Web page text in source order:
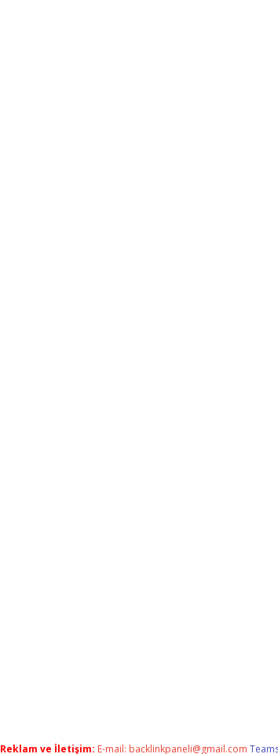
Reklam ve İletişim: E-mail: backlinkpaneli@gmail.com